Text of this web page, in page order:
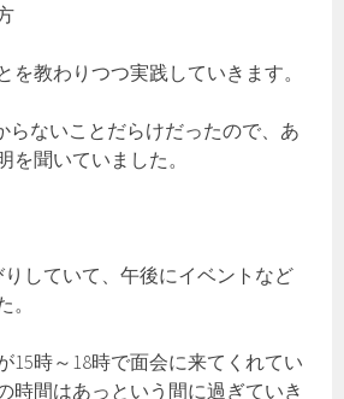
を教わりつつ実践していきます。
らないことだらけだったので、あ
を聞いていました。
していて、午後にイベントなど
。
15時～18時で面会に来てくれてい
時間はあっという間に過ぎていき